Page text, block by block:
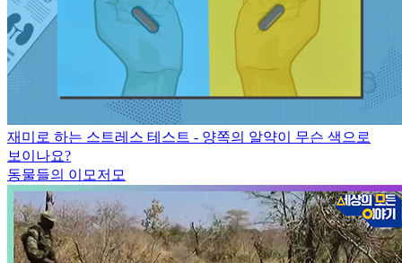
재미로 하는 스트레스 테스트 - 양쪽의 알약이 무슨 색으로
보이나요?
동물들의 이모저모